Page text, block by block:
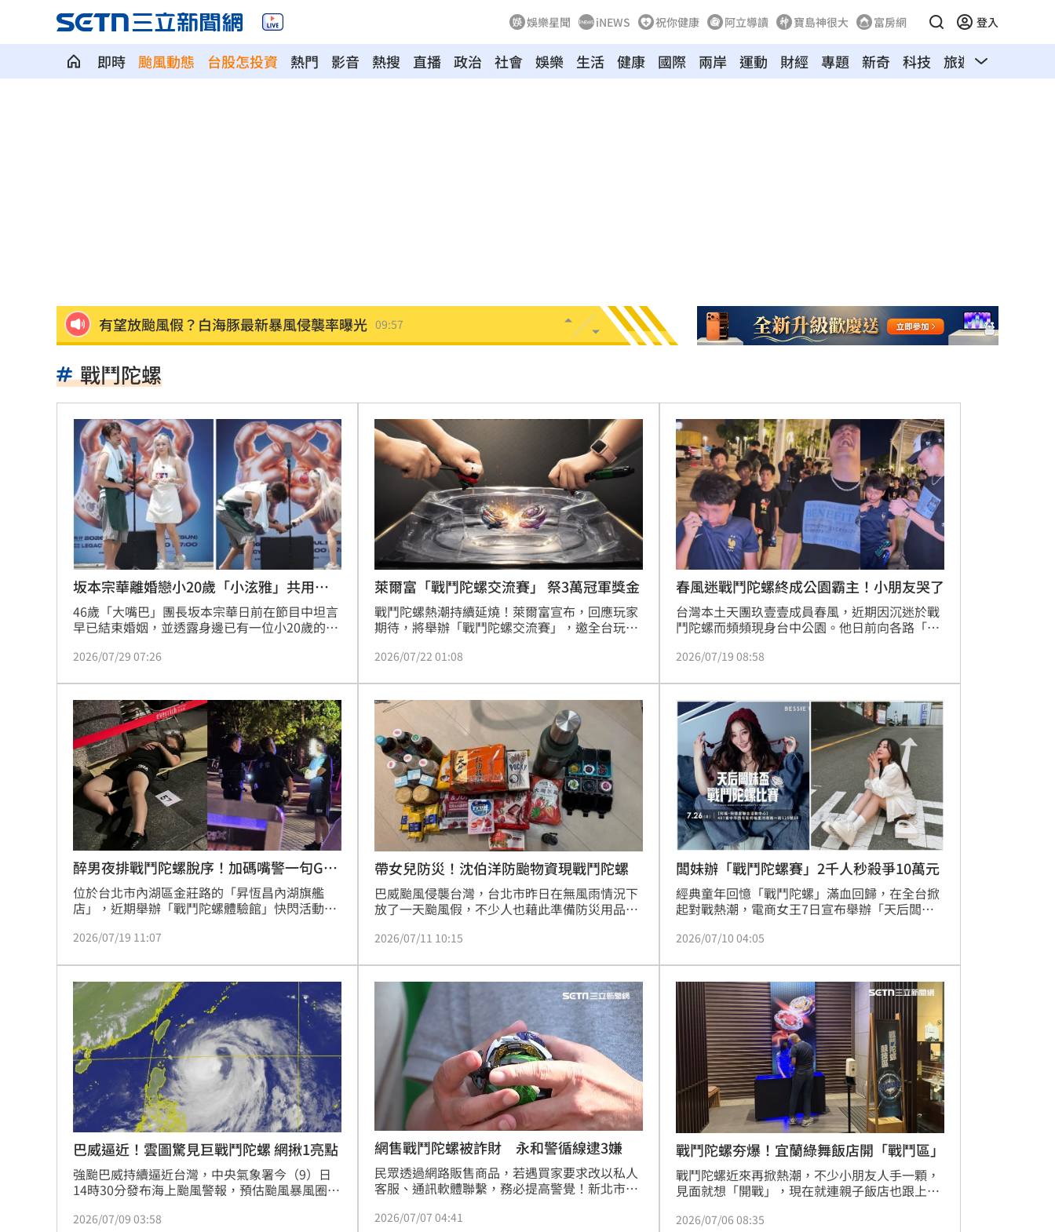
娛樂星聞 iNEWS 祝你健康 阿立導讀 寶島神很大 富房網 登入
即時 颱風動態 台股怎投資 熱門 影音 熱搜 直播 政治 社會 娛樂 生活 健康 國際 兩岸 運動 財經 專題 新奇 科技 旅遊 汽車
有望放颱風假？白海豚最新暴風侵襲率曝光 09:57
見自由之家 林佳龍：台灣經驗受國際重視 09:50
網友曬截圖控女友曾當小三 姜厚任回應了 09:46
不滿長期被碎念 尪抓狂揮金屬拐杖殺妻
周曉涵台語笑瘋全網 陳亞蘭放棄教學 09:35
母入獄陸軍兒探監逃兵…躲一年判拘役59天 09:34
邱瓈寬公司營收衰退 點名王心凌、楊丞琳 09:33
收重複訂購郵件！他急做1事積蓄瞬間蒸發 09:30
裘莉哥哥出櫃 認了：「我是同性戀」 09:23
楚奧特第6次在生日開轟 成MLB史上第3人
父親節少了爸爸 林逸欣哭揭他生前暖舉 09:17
漢光演習遇父親節 賴清德感性致謝國軍
5歲女62%燒傷搶救2個月！他曝父親節願望 09:16
台灣彩券開獎直播中 20:31
LIVE三立+24小時直播 15:27
三立iNEWS新聞台線上直播
台彩父親節推新刮刮樂千萬頭獎超「爸」氣 12:00
「拍片人的多重宇宙」職涯論壇9/12登場！ 10:30
8國球員齊聚高雄 Formosa 7s掀足球熱潮 10:00
理想混蛋號召粉絲跨海追星吃美食！ 18:15
戰鬥陀螺
坂本宗華離婚戀小20歲「小泫雅」共用毛
巾
46歲「大嘴巴」團長坂本宗華日前在節目中坦言
早已結束婚姻，並透露身邊已有一位小20歲的新
邊的女子，正是同為DJ、擁有「小泫雅」封號的
2026/07/29 07:26
萊爾富「戰鬥陀螺交流賽」 祭3萬冠軍獎金
戰鬥陀螺熱潮持續延燒！萊爾富宣布，回應玩家
期待，將舉辦「戰鬥陀螺交流賽」，邀全台玩家
享組裝與改裝心得。賽事祭出豐厚獎勵，冠軍將
2026/07/22 01:08
春風迷戰鬥陀螺終成公園霸主！小朋友哭了
台灣本土天團玖壹壹成員春風，近期因沉迷於戰
鬥陀螺而頻頻現身台中公園。他日前向各路「小
連吞敗，打了3個禮拜只贏過1個小妹妹，春風曾
輸就要退出陀螺界。在歷經3週閉門苦練後，他
於19日高調宣布復仇成功，順利洗刷過去的黑歷
史。
2026/07/19 08:58
醉男夜排戰鬥陀螺脫序！加碼嘴警一句GG
了
位於台北市內湖區金莊路的「昇恆昌內湖旗艦
店」，近期舉辦「戰鬥陀螺體驗館」快閃活動，
大批陀螺迷到場。怎料，今（19日）凌晨一名男
置睡覺休息，還情緒失控怒嗆其他排隊民眾。警
方獲報到場後，當場以辣椒水控制並帶回派出所
進行保護管束。不少民眾也紛紛拍下事發畫面，
引發討論。
2026/07/19 11:07
帶女兒防災！沈伯洋防颱物資現戰鬥陀螺
巴威颱風侵襲台灣，台北市昨日在無風雨情況下
放了一天颱風假，不少人也藉此準備防災用品。
與女兒出門的影片，並表示他昨天一早和眾多父
颱，不過沈伯洋PO出的防災物資照中，有六顆戰
鬥陀螺，也引發網友討論。
2026/07/11 10:15
闆妹辦「戰鬥陀螺賽」2千人秒殺爭10萬元
經典童年回憶「戰鬥陀螺」滿血回歸，在全台掀
起對戰熱潮，電商女王7日宣布舉辦「天后闆妹
2000人搶破頭，比賽一共分2組，祭出10萬元高
於以往風格，天后闆妹即將於13日舉行的「9週
年慶直播」主視覺和贈品，也和即將登場的戰鬥
陀螺大賽呼應，走的是牛仔酷帥風格。
2026/07/10 04:05
巴威逼近！雲圖驚見巨戰鬥陀螺 網揪1亮點
強颱巴威持續逼近台灣，中央氣象署今（9）日
14時30分發布海上颱風警報，預估颱風暴風圈將
颱風動態之際，《戰鬥陀螺X》（BEYBLADE X）
2026/07/09 03:58
網售戰鬥陀螺被詐財 永和警循線逮3嫌
民眾透過網路販售商品，若遇買家要求改以私人
客服、通訊軟體聯繫，務必提高警覺！新北市政
件，循線查獲3名涉嫌詐欺犯嫌，全案依詐欺罪
2026/07/07 04:41
戰鬥陀螺夯爆！宜蘭綠舞飯店開「戰鬥區」
戰鬥陀螺近來再掀熱潮，不少小朋友人手一顆，
見面就想「開戰」，現在就連親子飯店也跟上這
好，特別在園區前棟與後棟之間設置「戰鬥
2026/07/06 08:35